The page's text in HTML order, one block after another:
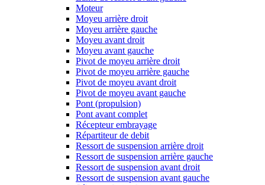
Moteur
Moyeu arrière droit
Moyeu arrière gauche
Moyeu avant droit
Moyeu avant gauche
Pivot de moyeu arrière droit
Pivot de moyeu arrière gauche
Pivot de moyeu avant droit
Pivot de moyeu avant gauche
Pont (propulsion)
Pont avant complet
Récepteur embrayage
Répartiteur de debit
Ressort de suspension arrière droit
Ressort de suspension arrière gauche
Ressort de suspension avant droit
Ressort de suspension avant gauche